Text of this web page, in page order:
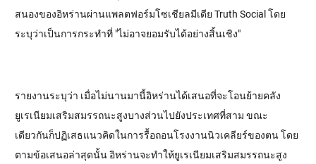
สนองของอิหร่านผ่านแพลตฟอร์มโซเชียลมีเดีย Truth Social โดย
ระบุว่าเป็นการกระทำที่ "ไม่อาจยอมรับได้อย่างสิ้นเชิง"
รายงานระบุว่า เมื่อไม่นานมานี้อิหร่านได้เสนอที่จะโอนย้ายคลัง
ยูเรเนียมเสริมสมรรถนะสูงบางส่วนไปยังประเทศที่สาม ขณะ
เดียวกันก็ปฏิเสธแนวคิดในการรื้อถอนโรงงานนิวเคลียร์ของตน โดย
ตามข้อเสนอล่าสุดนั้น อิหร่านจะทำให้ยูเรเนียมเสริมสมรรถนะสูง